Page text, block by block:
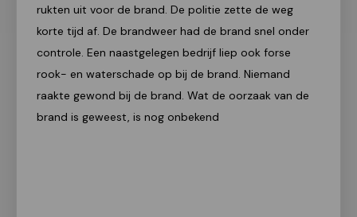
rukten uit voor de brand. De politie zette de weg
korte tijd af. De brandweer had de brand snel onder
controle. Een naastgelegen bedrijf liep ook forse
rook- en waterschade op bij de brand. Niemand
raakte gewond bij de brand. Wat de oorzaak van de
brand is geweest, is nog onbekend